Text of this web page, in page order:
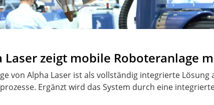
Laser zeigt mobile Roboteranlage
von Alpha Laser ist als vollständig integrierte
Ergänzt wird das System durch eine